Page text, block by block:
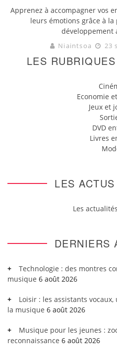
Apprenez à accompagner vos
leurs émotions grâce à
développement
Niaintsoa 23
LES
Economie
Jeux et
DVD
Livres
LES
Les
DERNIERS
Technologie : des montres
musique 6 août 2026
Loisir : les assistants
la musique 6 août 2026
Musique pour les jeunes :
reconnaissance 6 août 2026